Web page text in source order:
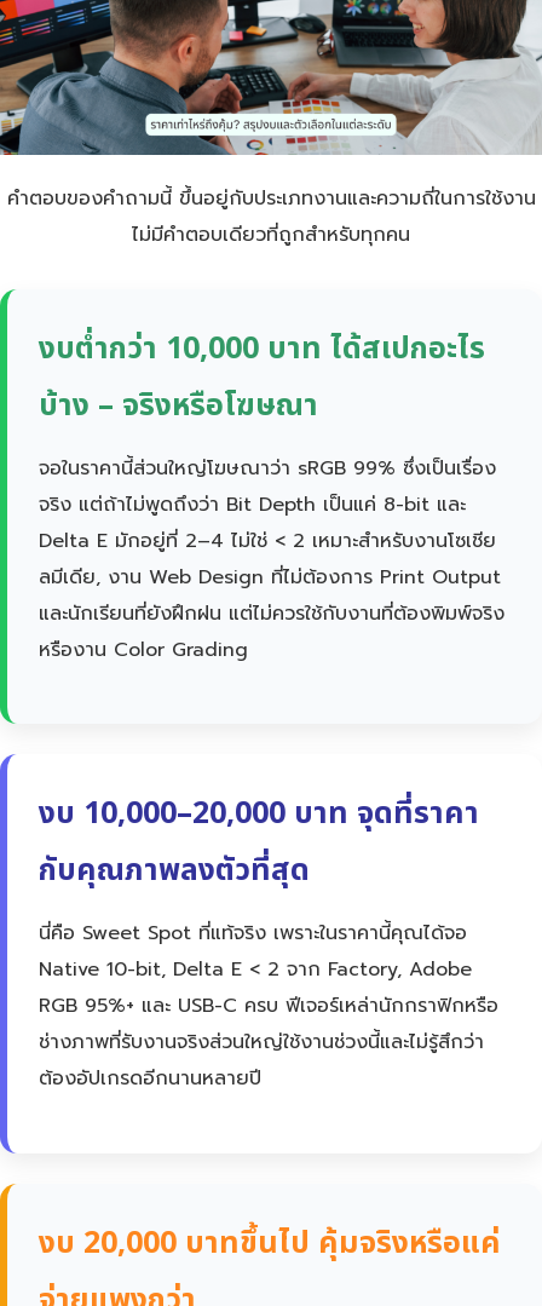
คำตอบของคำถามนี้ ขึ้นอยู่กับประเภทงานและความถี่ในการใช้งาน
ไม่มีคำตอบเดียวที่ถูกสำหรับทุกคน
งบต่ำกว่า 10,000 บาท ได้สเปกอะไร
บ้าง – จริงหรือโฆษณา
จอในราคานี้ส่วนใหญ่โฆษณาว่า sRGB 99% ซึ่งเป็นเรื่อง
จริง แต่ถ้าไม่พูดถึงว่า Bit Depth เป็นแค่ 8-bit และ
Delta E มักอยู่ที่ 2–4 ไม่ใช่ < 2 เหมาะสำหรับงานโซเชีย
ลมีเดีย, งาน Web Design ที่ไม่ต้องการ Print Output
และนักเรียนที่ยังฝึกฝน แต่ไม่ควรใช้กับงานที่ต้องพิมพ์จริง
หรืองาน Color Grading
งบ 10,000–20,000 บาท จุดที่ราคา
กับคุณภาพลงตัวที่สุด
นี่คือ Sweet Spot ที่แท้จริง เพราะในราคานี้คุณได้จอ
Native 10-bit, Delta E < 2 จาก Factory, Adobe
RGB 95%+ และ USB-C ครบ ฟีเจอร์เหล่านักกราฟิกหรือ
ช่างภาพที่รับงานจริงส่วนใหญ่ใช้งานช่วงนี้และไม่รู้สึกว่า
ต้องอัปเกรดอีกนานหลายปี
งบ 20,000 บาทขึ้นไป คุ้มจริงหรือแค่